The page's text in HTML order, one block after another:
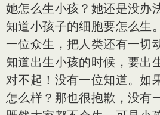
她怎么生小孩？她还是没办
知道小孩子的细胞要怎么生
一位众生，把人类还有一切
知道出生小孩的时候，要出
对不起！没有一位知道。如
怎么样？那也很抱歉，没有